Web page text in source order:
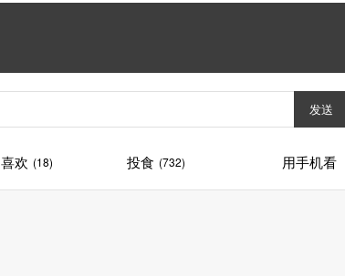
发送
喜欢 (18) 投食 (732) 用手机看